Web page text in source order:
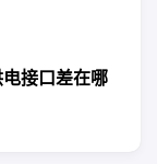
接口差在哪